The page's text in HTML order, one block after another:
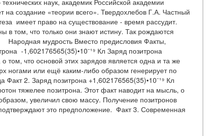
наук, академик Российской академии
создание «теории всего». Твердохлебов Г.А. Частный
имеет право на существование - время рассудит.
том, что только они знают истину. Так рождаются
Вместо предисловия Факты,
-1,602176565(35)•10⁻¹⁹ Кл Заряд позитрона
том, что основой этих зарядов является одна и та же
ногами или ещё каким-либо образом генерирует по
2. Заряд позитрона +1,602176565(35)•10⁻¹⁹ Кл
тяжелее позитрона. Этот факт наводит на мысль, о
увеличил свою массу. Получение позитронов
это предположение. Факт 3. Современная